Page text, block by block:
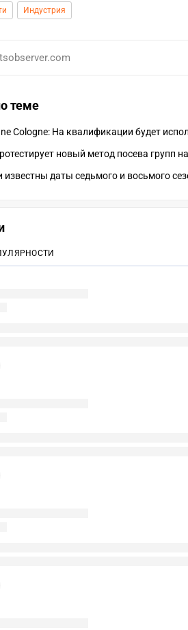
Индустрия
теме
Cologne: На квалификации будет
новый метод посева групп
известны даты седьмого и восьмого